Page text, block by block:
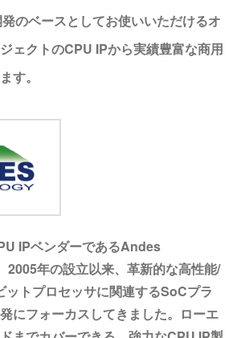
のベースとしてお使いいただけるオ
ェクトのCPU IPから実績豊富な商用
す。
IPベンダーであるAndes
年の設立以来、革新的な高性能/
ットプロセッサに関連するSoCプラ
にフォーカスしてきました。ローエ